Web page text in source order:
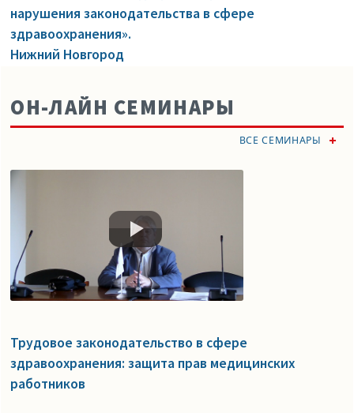
нарушения законодательства в сфере
здравоохранения».
Нижний Новгород
ОН-ЛАЙН СЕМИНАРЫ
ВСЕ СЕМИНАРЫ
Трудовое законодательство в сфере
здравоохранения: защита прав медицинских
работников